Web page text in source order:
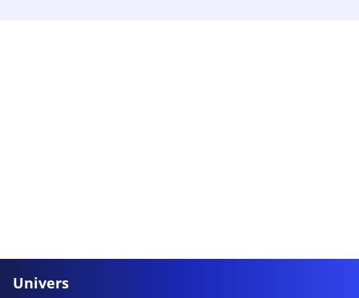
Univers